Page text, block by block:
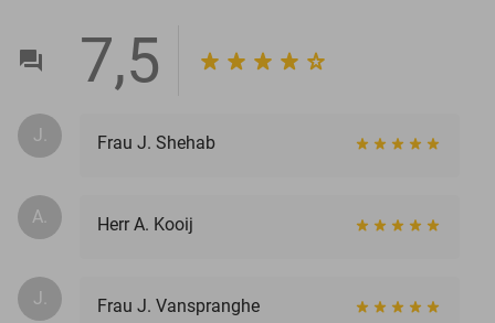
7,5
J. Frau J. Shehab
A. Herr A. Kooij
J.
Frau J. Vanspranghe